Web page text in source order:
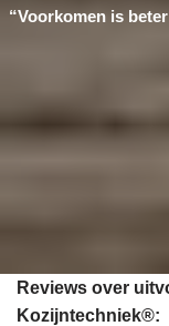
“Voorkomen is
Reviews over
Kozijntechniek®: